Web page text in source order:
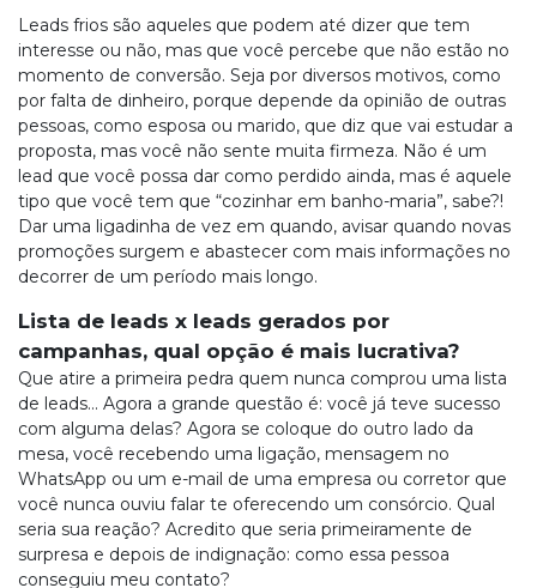
Leads frios são aqueles que podem até dizer que tem
interesse ou não, mas que você percebe que não estão no
momento de conversão. Seja por diversos motivos, como
por falta de dinheiro, porque depende da opinião de outras
pessoas, como esposa ou marido, que diz que vai estudar a
proposta, mas você não sente muita firmeza. Não é um
lead que você possa dar como perdido ainda, mas é aquele
tipo que você tem que “cozinhar em banho-maria”, sabe?!
Dar uma ligadinha de vez em quando, avisar quando novas
promoções surgem e abastecer com mais informações no
decorrer de um período mais longo.
Lista de leads x leads gerados por
campanhas, qual opção é mais lucrativa?
Que atire a primeira pedra quem nunca comprou uma lista
de leads… Agora a grande questão é: você já teve sucesso
com alguma delas? Agora se coloque do outro lado da
mesa, você recebendo uma ligação, mensagem no
WhatsApp ou um e-mail de uma empresa ou corretor que
você nunca ouviu falar te oferecendo um consórcio. Qual
seria sua reação? Acredito que seria primeiramente de
surpresa e depois de indignação: como essa pessoa
conseguiu meu contato?